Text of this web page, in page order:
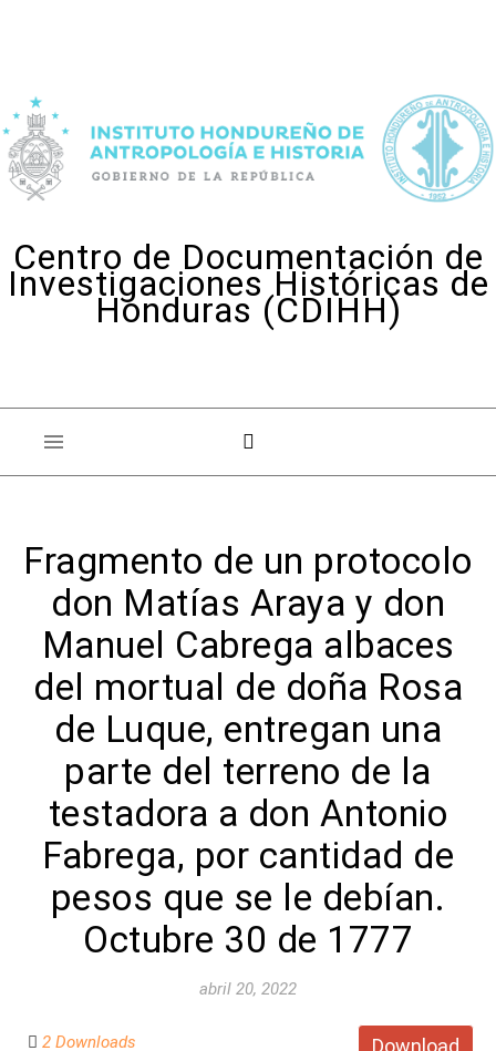
Centro de Documentación de
Investigaciones Históricas de
Honduras (CDIHH)
Fragmento de un protocolo
don Matías Araya y don
Manuel Cabrega albaces
del mortual de doña Rosa
de Luque, entregan una
parte del terreno de la
testadora a don Antonio
Fabrega, por cantidad de
pesos que se le debían.
Octubre 30 de 1777
abril 20, 2022
Download
2 Downloads